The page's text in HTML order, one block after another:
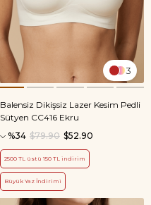
3
Balensiz Dikişsiz Lazer Kesim Pedli
Sütyen CC416 Ekru
%34
$52.90
$79.90
2500 TL üstü 150 TL indirim
Büyük Yaz İndirimi